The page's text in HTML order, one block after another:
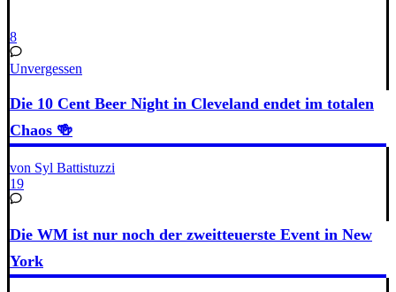
8
Unvergessen
Die 10 Cent Beer Night in Cleveland endet im totalen
Chaos 🍻
von Syl Battistuzzi
19
Die WM ist nur noch der zweitteuerste Event in New
York